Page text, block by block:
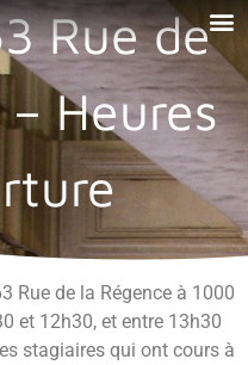
Rue de
Heures
Rue de la Régence à 1000
et 12h30, et entre 13h30
stagiaires qui ont cours à